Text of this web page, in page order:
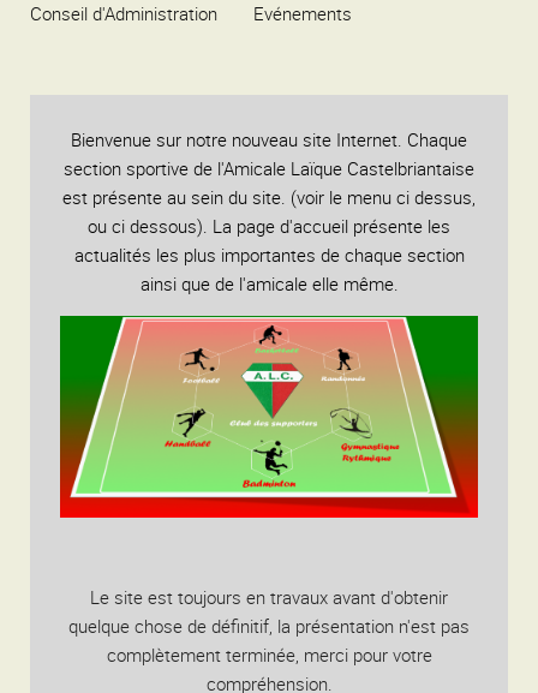
Conseil d'Administration
Evénements
Bienvenue sur notre nouveau site Internet. Chaque
section sportive de l'Amicale Laïque Castelbriantaise
est présente au sein du site. (voir le menu ci dessus,
ou ci dessous). La page d'accueil présente les
actualités les plus importantes de chaque section
ainsi que de l'amicale elle même.
Le site est toujours en travaux avant d'obtenir
quelque chose de définitif, la présentation n'est pas
complètement terminée, merci pour votre
compréhension.